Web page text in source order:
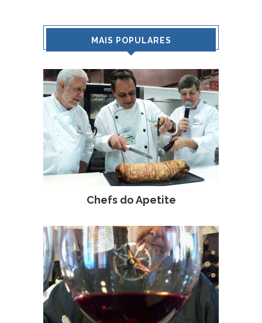
MAIS POPULARES
Chefs do Apetite